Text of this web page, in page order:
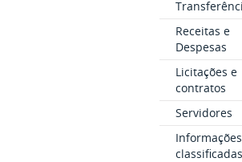
Receitas e
Despesas
Licitações e
contratos
Servidores
Informações
classificadas